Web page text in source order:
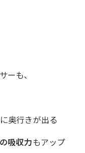
ーも、
奥行きが出る
吸収力もアップ